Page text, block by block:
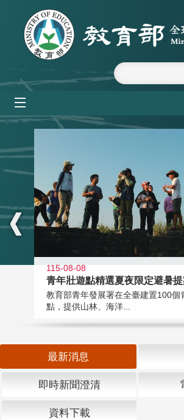
跳到主要內容區塊
:::
115-08-08
青年壯遊點精選夏夜限定避暑
教育部青年發展署在全臺建置100個
點，提供山林、海洋...
最新消息
即時新聞澄清
資料下載